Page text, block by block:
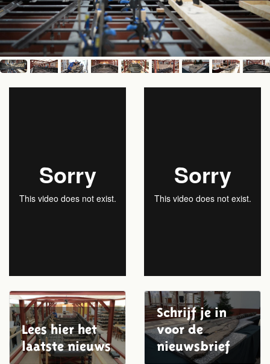
Lees hier het
laatste nieuws
Schrijf je in
voor de
nieuwsbrief